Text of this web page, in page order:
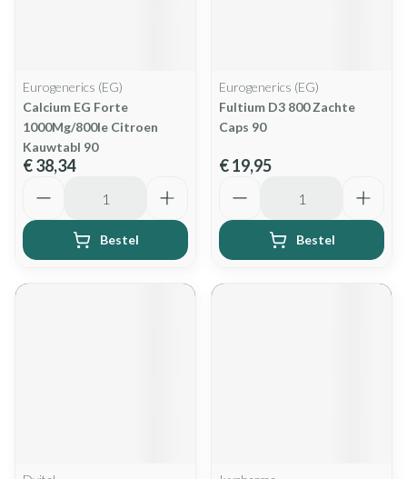
Eurogenerics (EG)
Calcium EG Forte
1000Mg/800Ie Citroen
Kauwtabl 90
€ 38,34
Bestel
Eurogenerics (EG)
Fultium D3 800 Zachte
Caps 90
€ 19,95
Bestel